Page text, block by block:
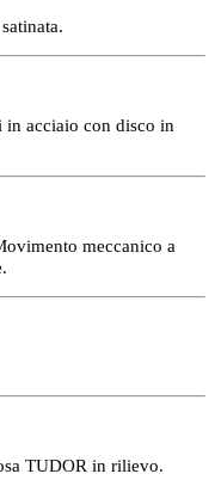
in acciaio con disco in
meccanico a
TUDOR in rilievo.